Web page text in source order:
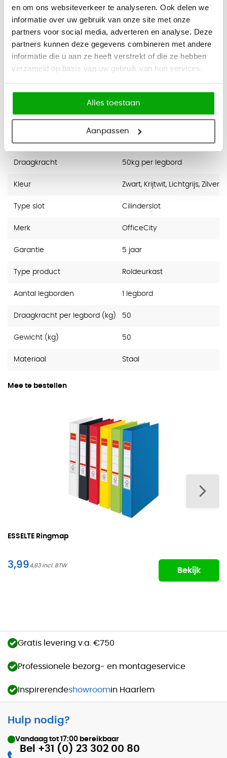
en om ons websiteverkeer te analyseren. Ook delen we
informatie over uw gebruik van onze site met onze
partners voor social media, adverteren en analyse. Deze
partners kunnen deze gegevens combineren met andere
informatie die u aan ze heeft verstrekt of die ze hebben
verzameld op basis van uw gebruik van hun services.
Alles toestaan
Aanpassen
diverse kleuren. Zo heb je snel een functionele én stijlvolle
opbergoplossing in huis. Bovendien wordt de kast standaard
geleverd met5 jaar garantie , zodat je verzekerd bent van
kwaliteit en betrouwbaarheid.
Specificaties
Breedte 120cm
Diepte 43cm
Draagkracht 50kg per legbord
Kleur Zwart, Krijtwit, Lichtgrijs, Zilver
Type slot Cilinderslot
Merk OfficeCity
Garantie 5 jaar
Type product Roldeurkast
Aantal legborden 1 legbord
Draagkracht per legbord (kg) 50
Gewicht (kg) 50
Materiaal Staal
Mee te bestellen
ESSELTE Ringmap
3,994,83
Bekijk
Gratis levering v.a. €750
Professionele bezorg- en montageservice
Inspirerendeshowroomin Haarlem
Hulp nodig?
Vandaag tot 17:00 bereikbaar
Bel +31 (0) 23 302 00 80